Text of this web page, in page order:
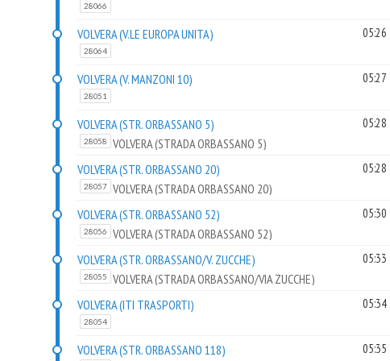
28066
VOLVERA (V.LE EUROPA UNITA)
28064
05:26
VOLVERA (V. MANZONI 10)
28051
05:27
VOLVERA (STR. ORBASSANO 5)
28058 VOLVERA (STRADA ORBASSANO 5)
05:28
VOLVERA (STR. ORBASSANO 20)
28057 VOLVERA (STRADA ORBASSANO 20)
05:28
VOLVERA (STR. ORBASSANO 52)
28056 VOLVERA (STRADA ORBASSANO 52)
05:30
VOLVERA (STR. ORBASSANO/V. ZUCCHE)
28055 VOLVERA (STRADA ORBASSANO/VIA ZUCCHE)
05:33
VOLVERA (ITI TRASPORTI)
28054
05:34
VOLVERA (STR. ORBASSANO 118) 05:35